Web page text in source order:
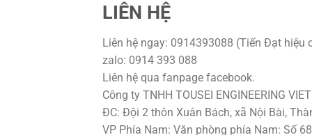
LIÊN HỆ
Liên hệ ngay: 0914393088 (Tiến Đạt hiệu
zalo: 0914 393 088
Liên hệ qua fanpage facebook.
Công ty TNHH TOUSEI ENGINEERING
ĐC: Đội 2 thôn Xuân Bách, xã Nội Bài,
VP Phía Nam: Văn phòng phía Nam: Số